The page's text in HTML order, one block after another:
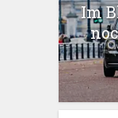
Im